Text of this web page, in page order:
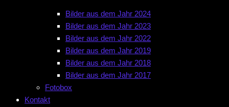
Bilder aus dem Jahr 2024
Bilder aus dem Jahr 2023
Bilder aus dem Jahr 2022
Bilder aus dem Jahr 2019
Bilder aus dem Jahr 2018
Bilder aus dem Jahr 2017
Fotobox
Kontakt